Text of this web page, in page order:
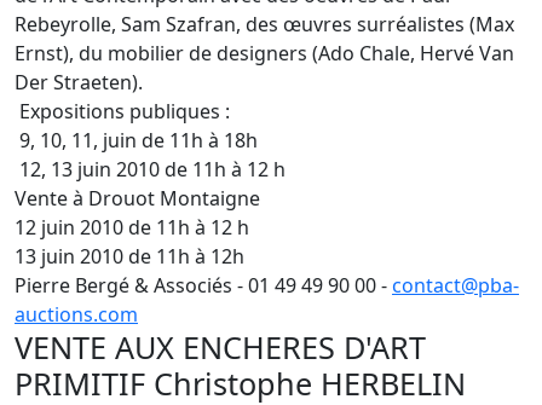
Rebeyrolle, Sam Szafran, des œuvres surréalistes (Max
Ernst), du mobilier de designers (Ado Chale, Hervé Van
Der Straeten).
Expositions publiques :
9, 10, 11, juin de 11h à 18h
12, 13 juin 2010 de 11h à 12 h
Vente à Drouot Montaigne
12 juin 2010 de 11h à 12 h
13 juin 2010 de 11h à 12h
Pierre Bergé & Associés - 01 49 49 90 00 -contact@pba-
auctions.com
VENTE AUX ENCHERES D'ART
PRIMITIF Christophe HERBELIN